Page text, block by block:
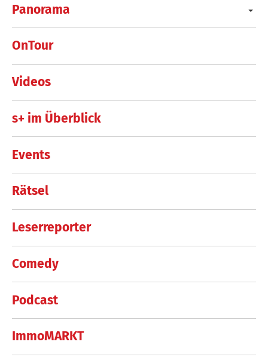
Panorama
OnTour
Videos
s+ im Überblick
Events
Rätsel
Leserreporter
Comedy
Podcast
ImmoMARKT